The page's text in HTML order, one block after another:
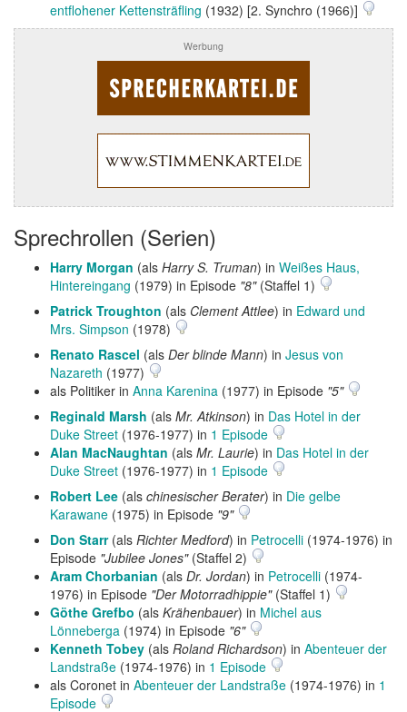
entflohener Kettensträfling (1932) [2. Synchro (1966)]
Werbung
Sprechrollen (Serien)
Harry Morgan (als Harry S. Truman) in Weißes Haus,
Hintereingang (1979) in Episode "8"(Staffel 1)
Patrick Troughton (als Clement Attlee) in Edward und
Mrs. Simpson (1978)
Renato Rascel (als Der blinde Mann) in Jesus von
Nazareth (1977)
als Politiker in Anna Karenina (1977) in Episode "5"
Reginald Marsh (als Mr. Atkinson) in Das Hotel in der
Duke Street (1976-1977) in 1 Episode
Alan MacNaughtan (als Mr. Laurie) in Das Hotel in der
Duke Street (1976-1977) in 1 Episode
Robert Lee (als chinesischer Berater) in Die gelbe
Karawane (1975) in Episode "9"
Don Starr(als Richter Medford) in Petrocelli (1974-1976) in
Episode "Jubilee Jones"(Staffel 2)
Aram Chorbanian (als Dr. Jordan) in Petrocelli (1974-
1976) in Episode "Der Motorradhippie"(Staffel 1)
Göthe Grefbo (als Krähenbauer) in Michel aus
Lönneberga (1974) in Episode "6"
Kenneth Tobey (als Roland Richardson) in Abenteuer der
Landstraße (1974-1976) in 1 Episode
als Coronet in Abenteuer der Landstraße (1974-1976) in 1
Episode